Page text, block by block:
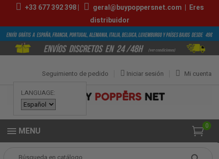
+33 677 392 398| geral@buypoppersnet.com | Eres
distribuidor
LANGUAGE:
Mi cuenta
Iniciar sesión
Seguimiento de pedido
0
MENU